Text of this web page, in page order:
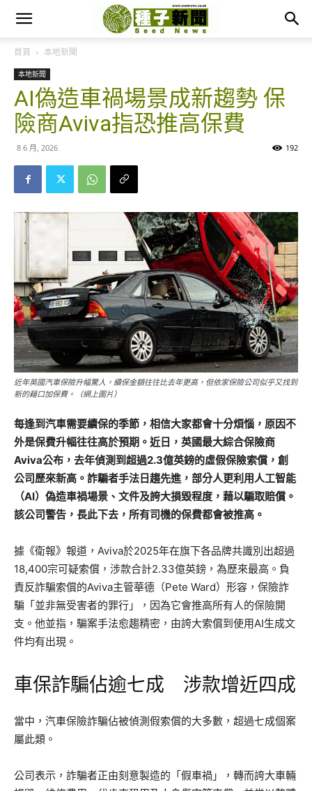
首頁 本地新聞
本地新聞
AI偽造車禍場景成新趨勢 保
險商Aviva指恐推高保費
8 6 月, 2026 192
近年英國汽車保險升幅驚人，續保金額往往比去年更高，但依家保險公司似乎又找到
新的藉口加保費。（網上圖片）
每逢到汽車需要續保的季節，相信大家都會十分煩惱，原因不
外是保費升幅往往高於預期。近日，英國最大綜合保險商
Aviva公布，去年偵測到超過2.3億英鎊的虛假保險索償，創
公司歷來新高。詐騙者手法日趨先進，部分人更利用人工智能
（AI）偽造車禍場景、文件及誇大損毀程度，藉以騙取賠償。
該公司警告，長此下去，所有司機的保費都會被推高。
據《衛報》報道，Aviva於2025年在旗下各品牌共識別出超過
18,400宗可疑索償，涉款合計2.33億英鎊，為歷來最高。負
責反詐騙索償的Aviva主管華德（Pete Ward）形容，保險詐
騙「並非無受害者的罪行」，因為它會推高所有人的保險開
支。他並指，騙案手法愈趨精密，由誇大索償到使用AI生成文
件均有出現。
車保詐騙佔逾七成 涉款增近四成
當中，汽車保險詐騙佔被偵測假索償的大多數，超過七成個案
屬此類。
公司表示，詐騙者正由刻意製造的「假車禍」，轉而誇大車輛